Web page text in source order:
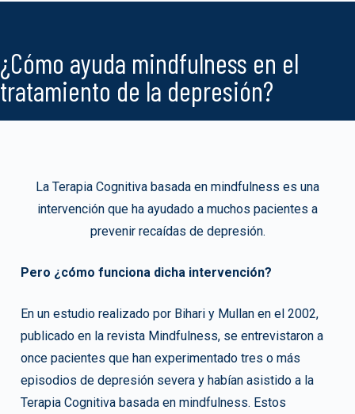
¿Cómo ayuda mindfulness en el
tratamiento de la depresión?
La Terapia Cognitiva basada en mindfulness es una
intervención que ha ayudado a muchos pacientes a
prevenir recaídas de depresión.
Pero ¿cómo funciona dicha intervención?
En un estudio realizado por Bihari y Mullan en el 2002,
publicado en la revista Mindfulness, se entrevistaron a
once pacientes que han experimentado tres o más
episodios de depresión severa y habían asistido a la
Terapia Cognitiva basada en mindfulness. Estos